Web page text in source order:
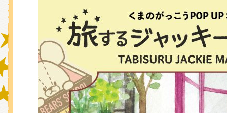
ミュージカル・コンサート
おたのしみコンテンツ(クイズ・